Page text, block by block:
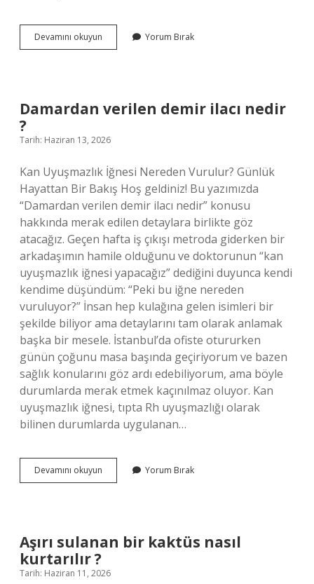
Devamını okuyun
iş
Yorum Bırak
Damardan verilen demir ilacı nedir
?
Tarih: Haziran 13, 2026
Kan Uyuşmazlık İğnesi Nereden Vurulur? Günlük
Hayattan Bir Bakış Hoş geldiniz! Bu yazımızda
“Damardan verilen demir ilacı nedir” konusu
hakkında merak edilen detaylara birlikte göz
atacağız. Geçen hafta iş çıkışı metroda giderken bir
arkadaşımın hamile olduğunu ve doktorunun “kan
uyuşmazlık iğnesi yapacağız” dediğini duyunca kendi
kendime düşündüm: “Peki bu iğne nereden
vuruluyor?” İnsan hep kulağına gelen isimleri bir
şekilde biliyor ama detaylarını tam olarak anlamak
başka bir mesele. İstanbul’da ofiste otururken
günün çoğunu masa başında geçiriyorum ve bazen
sağlık konularını göz ardı edebiliyorum, ama böyle
durumlarda merak etmek kaçınılmaz oluyor. Kan
uyuşmazlık iğnesi, tıpta Rh uyuşmazlığı olarak
bilinen durumlarda uygulanan…
Devamını okuyun Damardan
verilen
Yorum Bırak
Aşırı sulanan bir kaktüs nasıl
kurtarılır ?
Tarih: Haziran 11, 2026